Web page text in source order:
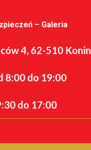
– Galeria
4, 62-510 Konin
8:00 do 19:00
do 17:00